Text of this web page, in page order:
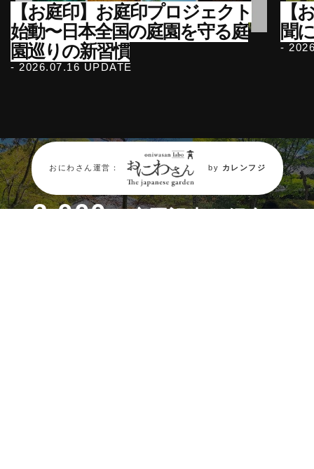
【お庭印】お庭印プロジェクト
始動〜日本全国の庭園を守る庭
園巡りの新習慣
- 2026.07.16 UPDATE
【
聞
-
現在、日本全国
2,000
おにわさん運営： by カレンフジ